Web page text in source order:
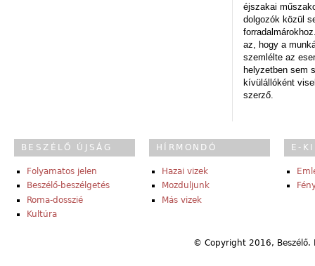
éjszakai
dolgozók közül
az, hogy a
szemlélte az
helyzetben sem
kívülállóként
szerző.
BESZÉLŐ ÚJSÁG
Folyamatos jelen
Beszélő-beszélgetés
Roma-dosszié
Kultúra
HÍRMONDÓ
Hazai vizek
Mozduljunk
Más vizek
E-
© Copyright 2016,